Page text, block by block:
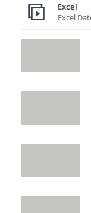
Excel
Excel